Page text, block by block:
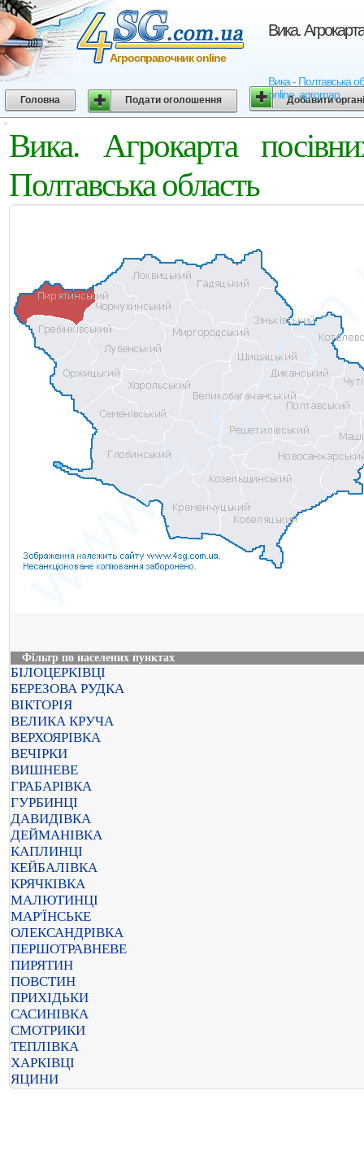
Вика.
Вика - Полтавська
online, agromap
Агросправочник online
Головна Подати оголошення Добавити
Вика. Агрокарта
Полтавська область
Фільтр по населених пунктах
БІЛОЦЕРКІВЦІ
БЕРЕЗОВА РУДКА
ВІКТОРІЯ
ВЕЛИКА КРУЧА
ВЕРХОЯРІВКА
ВЕЧІРКИ
ВИШНЕВЕ
ГРАБАРІВКА
ГУРБИНЦІ
ДАВИДІВКА
ДЕЙМАНІВКА
КАПЛИНЦІ
КЕЙБАЛІВКА
КРЯЧКІВКА
МАЛЮТИНЦІ
МАР'ЇНСЬКЕ
ОЛЕКСАНДРІВКА
ПЕРШОТРАВНЕВЕ
ПИРЯТИН
ПОВСТИН
ПРИХІДЬКИ
САСИНІВКА
СМОТРИКИ
ТЕПЛІВКА
ХАРКІВЦІ
ЯЦИНИ